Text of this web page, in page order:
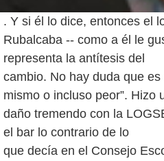
. Y si él lo dice, entonces el
Rubalcaba -- como a él le
representa la antítesis del
cambio. No hay duda que
mismo o incluso peor”. Hizo
daño tremendo con la
el bar lo contrario de lo
que decía en el Consejo